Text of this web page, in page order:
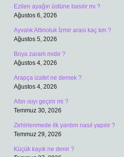
Ezilen ayağın üstüne basılır mı ?
Ağustos 6, 2026
Ayvalık Altınoluk İzmir arası kaç km ?
Ağustos 5, 2026
Boya zararlı mıdır ?
Ağustos 4, 2026
Arapça izafet ne demek ?
Ağustos 4, 2026
Altın ısıyı geçirir mi ?
Temmuz 30, 2026
Zehirlenmede ilk yardım nasıl yapılır ?
Temmuz 29, 2026
Küçük kayık ne denir ?